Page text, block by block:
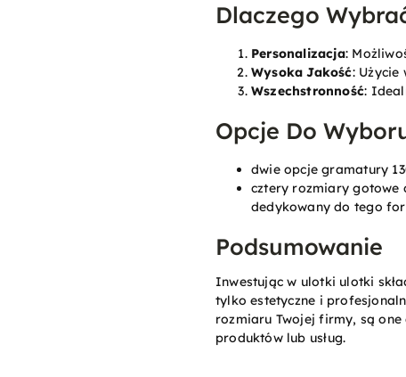
Dlaczego
Personalizacja:
Wysoka Jakość:
Wszechstronność:
Opcje Do
dwie opcje gramatury
cztery rozmiary gotowe
dedykowany do tego
Podsumowanie
Inwestując w ulotki ulotki
tylko estetyczne i
rozmiaru Twojej firmy, są
produktów lub usług​.